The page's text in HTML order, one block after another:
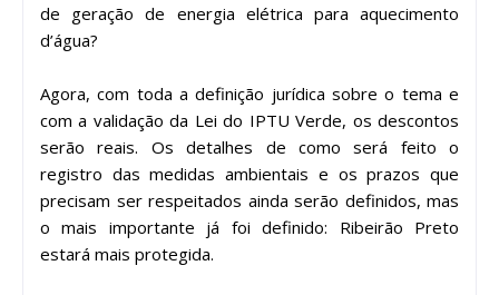
de geração de energia elétrica para aquecimento
d’água?
Agora, com toda a definição jurídica sobre o tema e
com a validação da Lei do IPTU Verde, os descontos
serão reais. Os detalhes de como será feito o
registro das medidas ambientais e os prazos que
precisam ser respeitados ainda serão definidos, mas
o mais importante já foi definido: Ribeirão Preto
estará mais protegida.